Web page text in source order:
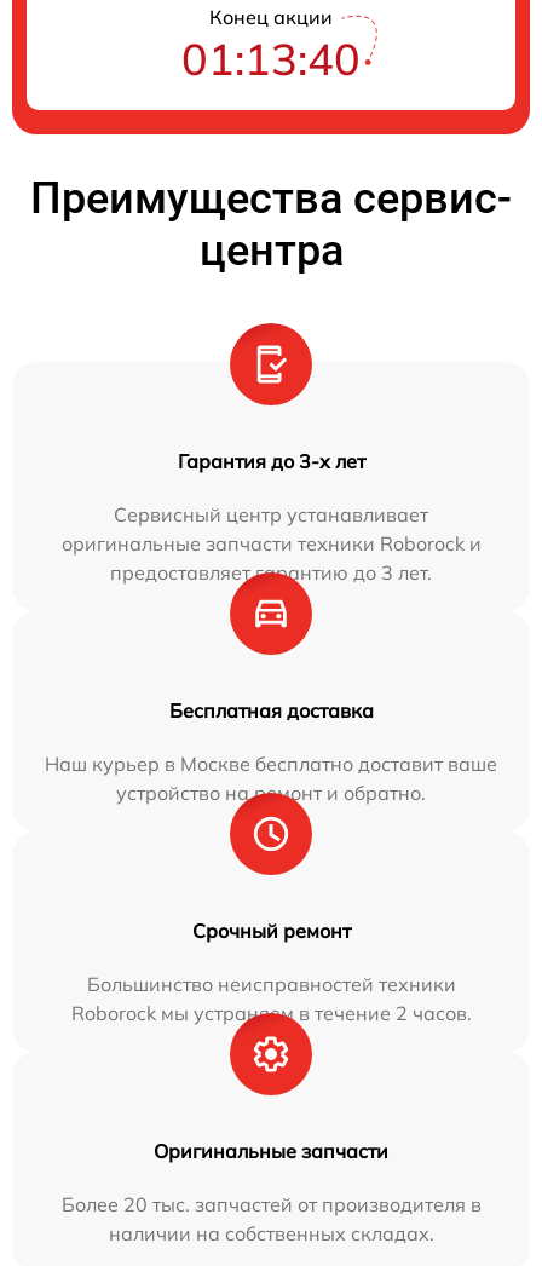
Конец акции
01:13:39
Преимущества сервис-
центра
Гарантия до 3-х лет
Сервисный центр устанавливает
оригинальные запчасти техники Roborock и
предоставляет гарантию до 3 лет.
Бесплатная доставка
Наш курьер в Москве бесплатно доставит ваше
устройство на ремонт и обратно.
Срочный ремонт
Большинство неисправностей техники
Roborock мы устраняем в течение 2 часов.
Оригинальные запчасти
Более 20 тыс. запчастей от производителя в
наличии на собственных складах.